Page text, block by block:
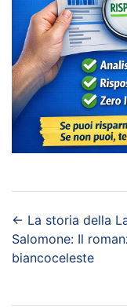
← La storia della
Salomone: Il
biancoceleste